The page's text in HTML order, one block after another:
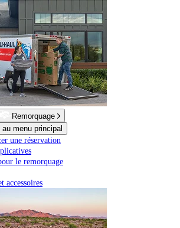
Remorquage
au menu principal
une réservation
le remorquage
accessoires